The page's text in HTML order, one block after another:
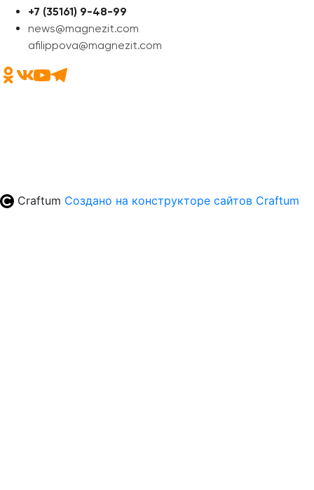
+7 (35161) 9-48-99
news@magnezit.com
afilippova@magnezit.com
Craftum Создано на конструкторе сайтов Craftum